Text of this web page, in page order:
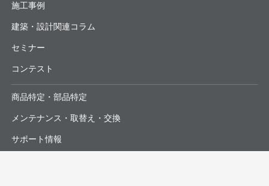
施工事例
建築・設計関連コラム
セミナー
コンテスト
商品特定・部品特定
メンテナンス・取替え・交換
サポート情報